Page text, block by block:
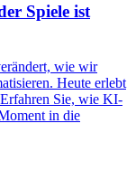
Spiele ist
wie wir
Heute erlebt
Sie, wie KI-
in die